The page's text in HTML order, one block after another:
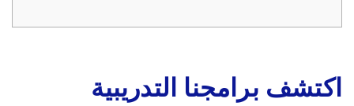
اكتشف برامجنا التدريبية